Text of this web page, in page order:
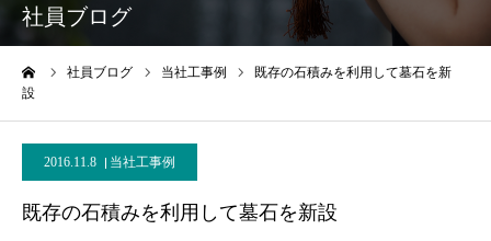
社員ブログ
社員ブログ 当社工事例
既存の石積みを利用して墓石を新
設
2016.11.8 当社工事例
既存の石積みを利用して墓石を新設